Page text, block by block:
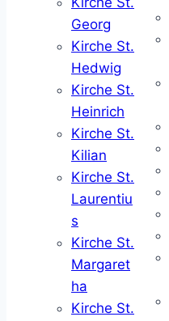
Georg
Kirche St.
Hedwig
Kirche St.
Heinrich
Kirche St.
Kilian
Kirche St.
Laurentiu
s
Kirche St.
Margaret
ha
Kirche St.